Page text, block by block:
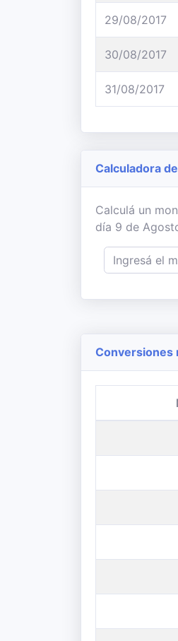
29/08/2017
30/08/2017
31/08/2017
Calculadora
Calculá un
día 9 de
Conversiones